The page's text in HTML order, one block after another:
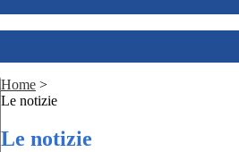
Home >
Le notizie
Le notizie